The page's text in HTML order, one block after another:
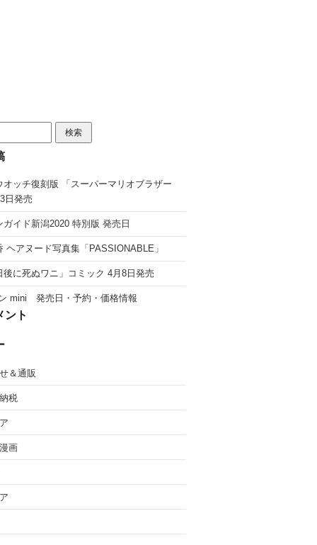
オッチ復刻版 「スーパーマリオブラザー
日発売
ガイド新潟2020 特別版 発売日
ヘアヌード写真集「PASSIONABLE」
後に死ぬワニ」コミック 4月8日発売
mini 発売日・予約・価格情報
ント
＆通販
税
画